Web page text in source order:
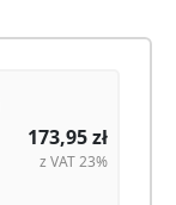
173,95zł
z VAT 23%